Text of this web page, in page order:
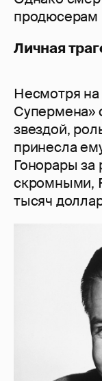
продюсерам
Личная
Несмотря
Супермена»
звездой,
принесла
Гонорары за
скромными,
тысяч